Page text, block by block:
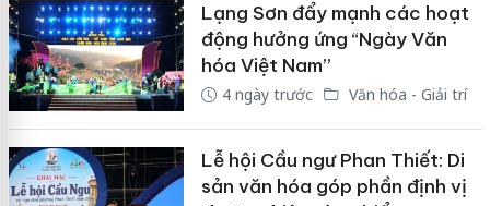
Lạng Sơn đẩy mạnh các hoạt
động hưởng ứng “Ngày Văn
hóa Việt Nam”
4 ngày trước Văn hóa - Giải trí
Lễ hội Cầu ngư Phan Thiết: Di
sản văn hóa góp phần định vị